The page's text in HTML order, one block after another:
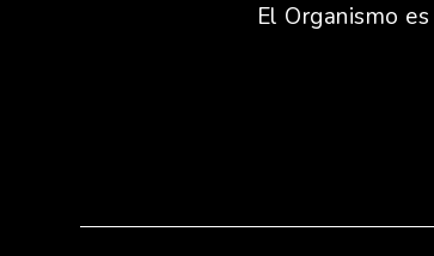
El Organismo